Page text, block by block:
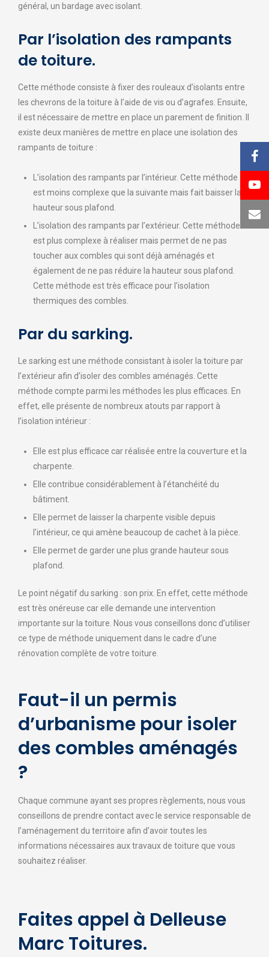
général, un bardage avec isolant.
Par l’isolation des rampants
de toiture.
Cette méthode consiste à fixer des rouleaux d’isolants entre
les chevrons de la toiture à l’aide de vis ou d’agrafes. Ensuite,
il est nécessaire de mettre en place un parement de finition. Il
existe deux manières de mettre en place une isolation des
rampants de toiture :
L’isolation des rampants par l’intérieur. Cette méthode
est moins complexe que la suivante mais fait baisser la
hauteur sous plafond.
L’isolation des rampants par l’extérieur. Cette méthode
est plus complexe à réaliser mais permet de ne pas
toucher aux combles qui sont déjà aménagés et
également de ne pas réduire la hauteur sous plafond.
Cette méthode est très efficace pour l’isolation
thermiques des combles.
Par du sarking.
Le sarking est une méthode consistant à isoler la toiture par
l’extérieur afin d’isoler des combles aménagés. Cette
méthode compte parmi les méthodes les plus efficaces. En
effet, elle présente de nombreux atouts par rapport à
l’isolation intérieur :
Elle est plus efficace car réalisée entre la couverture et la
charpente.
Elle contribue considérablement à l’étanchéité du
bâtiment.
Elle permet de laisser la charpente visible depuis
l’intérieur, ce qui amène beaucoup de cachet à la pièce.
Elle permet de garder une plus grande hauteur sous
plafond.
Le point négatif du sarking : son prix. En effet, cette méthode
est très onéreuse car elle demande une intervention
importante sur la toiture. Nous vous conseillons donc d’utiliser
ce type de méthode uniquement dans le cadre d’une
rénovation complète de votre toiture.
Faut-il un permis
d’urbanisme pour isoler
des combles aménagés
?
Chaque commune ayant ses propres règlements, nous vous
conseillons de prendre contact avec le service responsable de
l’aménagement du territoire afin d’avoir toutes les
informations nécessaires aux travaux de toiture que vous
souhaitez réaliser.
Faites appel à Delleuse
Marc Toitures.